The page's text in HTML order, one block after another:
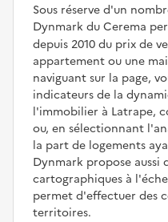
Sous réserve d'un
Dynmark du Cerema
depuis 2010 du prix de
appartement ou une
naviguant sur la page,
indicateurs de la
l'immobilier à Latrape,
ou, en sélectionnant
la part de logements
Dynmark propose aussi
cartographiques à
permet d'effectuer des
territoires.